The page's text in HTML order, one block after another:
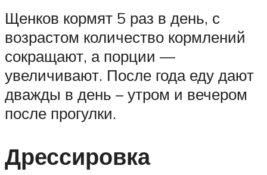
Щенков кормят 5 раз в день, с
возрастом количество кормлений
сокращают, а порции —
увеличивают. После года еду дают
дважды в день – утром и вечером
после прогулки.
Дрессировка